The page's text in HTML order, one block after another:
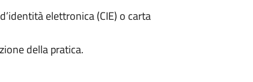
elettronica (CIE) o carta
della pratica.